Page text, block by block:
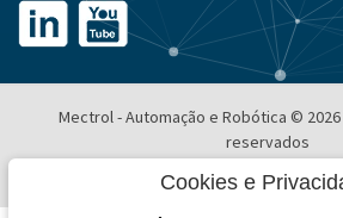
Mectrol - Automação e Robótica ©
reservados
Desenvolvimento e Hospedagem
Cookies e